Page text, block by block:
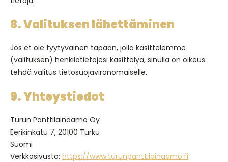
8. Valituksen lähettäminen
Jos et ole tyytyväinen tapaan, jolla käsittelemme
(valituksen) henkilötietojesi käsittelyä, sinulla on oikeus
tehdä valitus tietosuojaviranomaiselle.
9. Yhteystiedot
Turun Panttilainaamo Oy
Eerikinkatu 7, 20100 Turku
Suomi
Verkkosivusto: https://www.turunpanttilainaamo.fi